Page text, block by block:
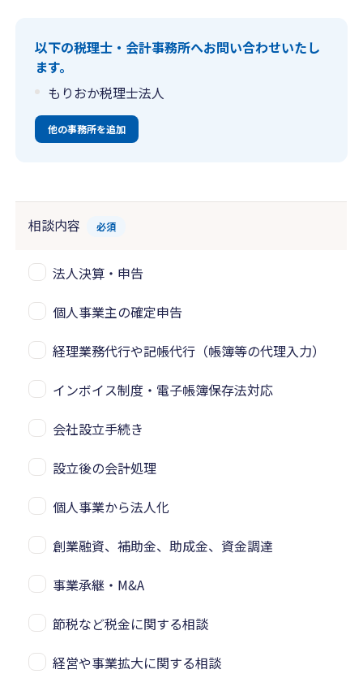
以下の税理士・会計事務所へお問い合わせいたし
ます。
もりおか税理士法人
他の事務所を追加
相談内容 必須
法人決算・申告
個人事業主の確定申告
経理業務代行や記帳代行（帳簿等の代理入力）
インボイス制度・電子帳簿保存法対応
会社設立手続き
設立後の会計処理
個人事業から法人化
創業融資、補助金、助成金、資金調達
事業承継・M&A
節税など税金に関する相談
経営や事業拡大に関する相談